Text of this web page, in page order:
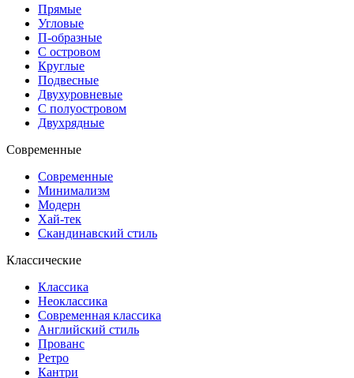
Прямые
Угловые
П-образные
С островом
Круглые
Подвесные
Двухуровневые
С полуостровом
Двухрядные
Современные
Современные
Минимализм
Модерн
Хай-тек
Скандинавский стиль
Классические
Классика
Неоклассика
Современная классика
Английский стиль
Прованс
Ретро
Кантри